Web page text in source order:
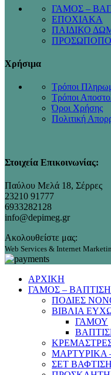
ΓΑΜΟΣ –
ΕΠΟΧΙΑΚΑ
ΠΑΙΔΙΚΟ
Χρήσιμα
Τρόποι
Τρόποι
Όροι Χρήσης
Πολιτική
Στοιχεία Επικοινωνίας:
Παύλου Μελά 18, Σέρρες
23210 91777
6933282128
info@depimeg.gr
Ακολουθείστε μας:
Web Services & Internet
ΑΡΧΙΚΗ
ΓΑΜΟΣ – ΒΑΠΤΙΣΗ
ΠΟΔΙΕΣ
ΒΙΒΛΙΑ
ΓΑΜΟΥ
ΜΑΡΤΥΡΙΚΑ
ΣΕΤ